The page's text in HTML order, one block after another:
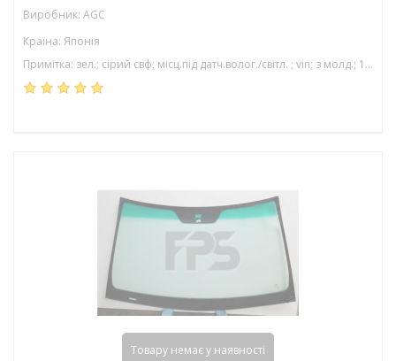
Виробник: AGC
Країна: Японія
Примітка: зел.; сірий свф; місц.під датч.волог./світл. ; vin; з молд.; 1550*972
Товару немає у наявності